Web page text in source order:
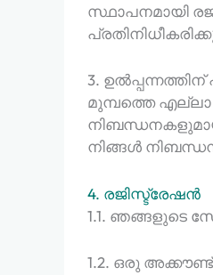
സ്ഥാപനമായി
3.
മുമ്പത്തെ എല്ലാ
നിങ്ങൾ
4. രജിസ്ട്രേഷൻ
1.1. ഞങ്ങളുടെ
1.2. ഒരു